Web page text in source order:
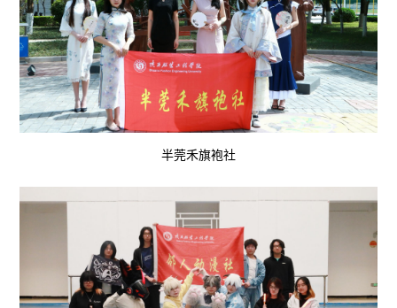
半莞禾旗袍社